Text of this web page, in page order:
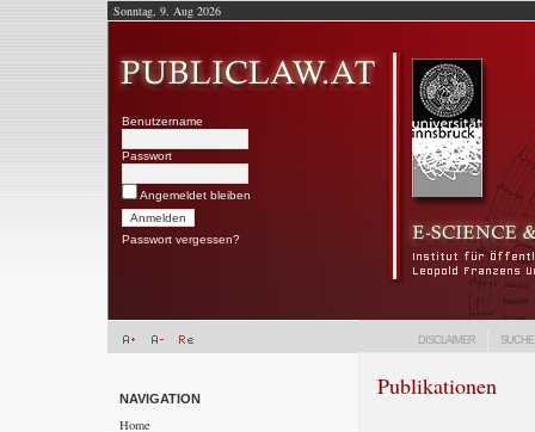
Sonntag, 9. Aug 2026
Benutzername
Passwort
Angemeldet bleiben
Passwort vergessen?
DISCLAIMER SUCHE
NAVIGATION
Home
Publikationen